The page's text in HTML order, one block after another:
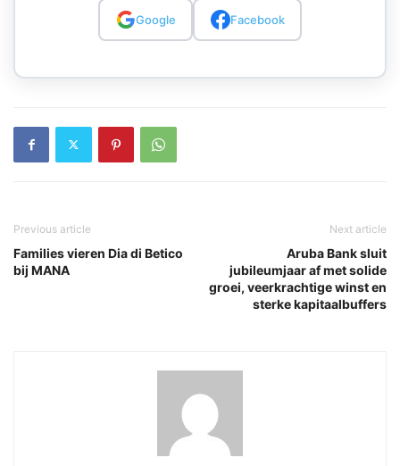
Google Facebook
Previous article
Families vieren Dia di Betico
bij MANA
Next article
Aruba Bank sluit
jubileumjaar af met solide
groei, veerkrachtige winst en
sterke kapitaalbuffers